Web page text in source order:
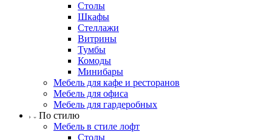
Столы
Шкафы
Стеллажи
Витрины
Тумбы
Комоды
Минибары
Мебель для кафе и ресторанов
Мебель для офиса
Мебель для гардеробных
По стилю
Мебель в стиле лофт
Столы